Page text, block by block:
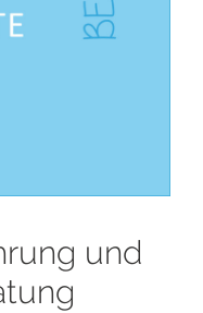
und